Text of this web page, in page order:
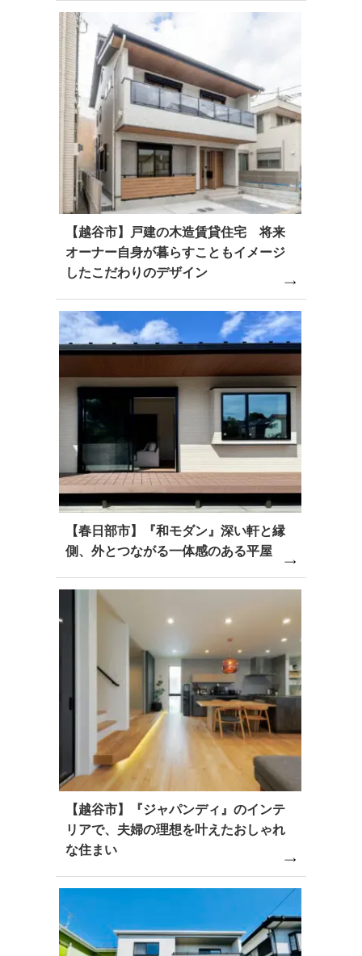
【越谷市】戸建の木造賃貸住宅 将来
オーナー自身が暮らすこともイメージ
したこだわりのデザイン
【春日部市】『和モダン』深い軒と縁
側、外とつながる一体感のある平屋
【越谷市】『ジャパンディ』のインテ
リアで、夫婦の理想を叶えたおしゃれ
な住まい